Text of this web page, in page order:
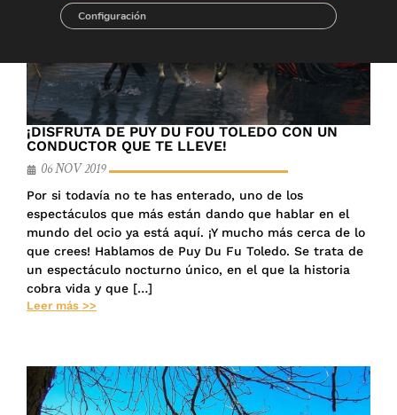
¡DISFRUTA DE PUY DU FOU TOLEDO CON UN
CONDUCTOR QUE TE LLEVE!
06 NOV 2019
Por si todavía no te has enterado, uno de los
espectáculos que más están dando que hablar en el
mundo del ocio ya está aquí. ¡Y mucho más cerca de lo
que crees! Hablamos de Puy Du Fu Toledo. Se trata de
un espectáculo nocturno único, en el que la historia
cobra vida y que […]
Leer más >>
Configuración